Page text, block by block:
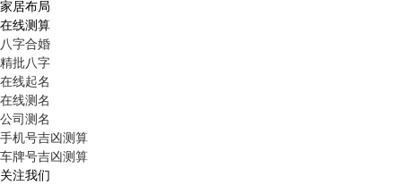
家居布局
在线测算
八字合婚
精批八字
在线起名
在线测名
公司测名
手机号吉凶测算
车牌号吉凶测算
关注我们